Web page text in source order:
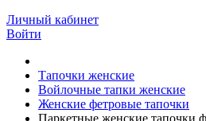
Личный кабинет
Войти
Тапочки женские
Войлочные тапки женские
Женские фетровые тапочки
Паркетные женские тапочки